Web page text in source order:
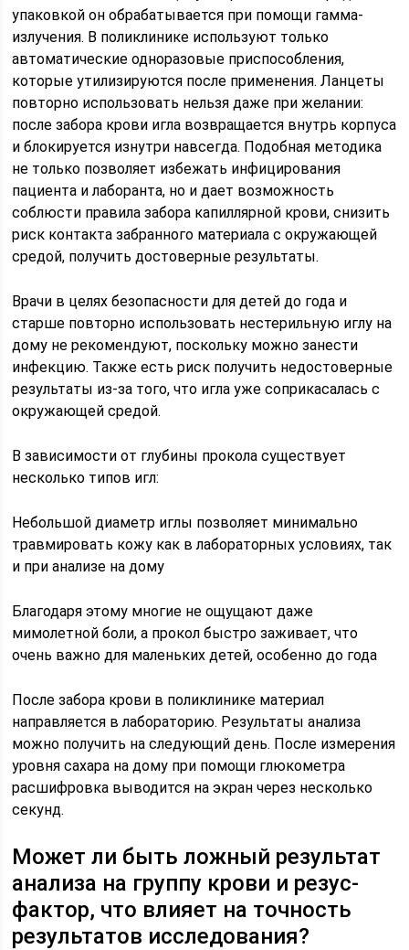
упаковкой он обрабатывается при помощи гамма-
излучения. В поликлинике используют только
автоматические одноразовые приспособления,
которые утилизируются после применения. Ланцеты
повторно использовать нельзя даже при желании:
после забора крови игла возвращается внутрь корпуса
и блокируется изнутри навсегда. Подобная методика
не только позволяет избежать инфицирования
пациента и лаборанта, но и дает возможность
соблюсти правила забора капиллярной крови, снизить
риск контакта забранного материала с окружающей
средой, получить достоверные результаты.
Врачи в целях безопасности для детей до года и
старше повторно использовать нестерильную иглу на
дому не рекомендуют, поскольку можно занести
инфекцию. Также есть риск получить недостоверные
результаты из-за того, что игла уже соприкасалась с
окружающей средой.
В зависимости от глубины прокола существует
несколько типов игл:
Небольшой диаметр иглы позволяет минимально
травмировать кожу как в лабораторных условиях, так
и при анализе на дому
Благодаря этому многие не ощущают даже
мимолетной боли, а прокол быстро заживает, что
очень важно для маленьких детей, особенно до года
После забора крови в поликлинике материал
направляется в лабораторию. Результаты анализа
можно получить на следующий день. После измерения
уровня сахара на дому при помощи глюкометра
расшифровка выводится на экран через несколько
секунд.
Может ли быть ложный результат
анализа на группу крови и резус-
фактор, что влияет на точность
результатов исследования?